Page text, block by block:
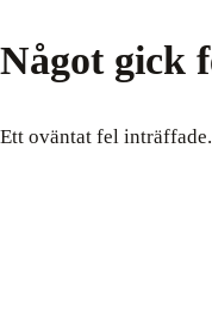
Något gick
Ett oväntat fel